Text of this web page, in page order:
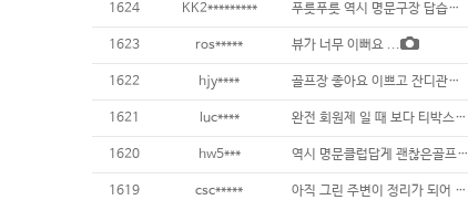
1624 KK2********* 푸릇푸릇 역시 명문구장 답습니다.케디분들도
1623 ros***** 뷰가 너무 이뻐요 ...
1622 hjy**** 골프장 좋아요 이쁘고 잔디관리 잘되있어요..
1621 luc**** 완전 회원제 일 때 보다 티박스, 페
1620 hw5*** 역시 명문클럽답게 괜찮은골프장입니다...
1619 csc***** 아직 그린 주변이 정리가 되어 있지 않아요.